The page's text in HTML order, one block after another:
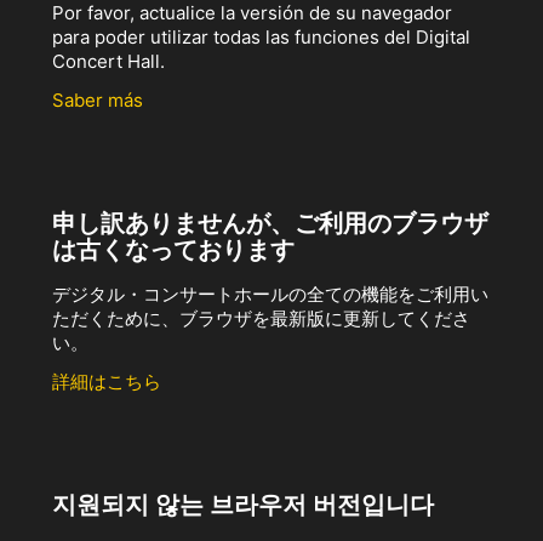
Por favor, actualice la versión de su navegador
para poder utilizar todas las funciones del Digital
Concert Hall.
Saber más
申し訳ありませんが、ご利用のブラウザ
は古くなっております
デジタル・コンサートホールの全ての機能をご利用い
ただくために、ブラウザを最新版に更新してくださ
い。
詳細はこちら
지원되지 않는 브라우저 버전입니다